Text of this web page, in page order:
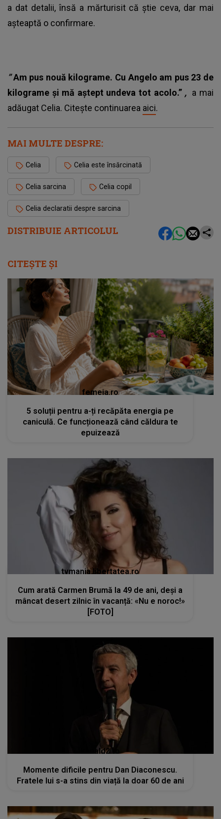
DISTRIBUIE ARTICOLUL
a dat detalii, însă a mărturisit că știe ceva, dar mai
așteaptă o confirmare.
”Am pus nouă kilograme. Cu Angelo am pus 23 de
kilograme și mă aștept undeva tot acolo.” , a mai
adăugat Celia. Citește continuarea aici.
MAI MULTE DESPRE:
Celia Celia este însărcinată
Celia sarcina Celia copil
Celia declaratii despre sarcina
CITEȘTE ȘI
femeia.ro
5 soluții pentru a-ți recăpăta energia pe
caniculă. Ce funcționează când căldura te
epuizează
tvmania.libertatea.ro
Cum arată Carmen Brumă la 49 de ani, deși a
mâncat desert zilnic în vacanță: «Nu e noroc!»
[FOTO]
kanald2.ro
Momente dificile pentru Dan Diaconescu.
Fratele lui s-a stins din viață la doar 60 de ani